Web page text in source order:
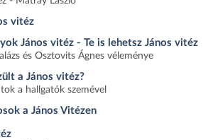
vitéz
János vitéz - Te is lehetsz János vitéz
és Osztovits Ágnes véleménye
a János vitéz?
a hallgatók szemével
a János Vitézen